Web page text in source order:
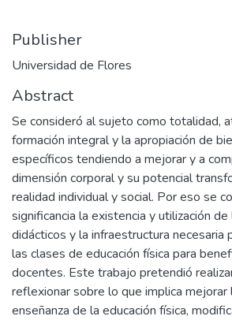
Publisher
Universidad de Flores
Abstract
Se consideró al sujeto como totalidad,
formación integral y la apropiación de
específicos tendiendo a mejorar y a
dimensión corporal y su potencial
realidad individual y social. Por eso se
significancia la existencia y utilización
didácticos y la infraestructura necesaria
las clases de educación física para
docentes. Este trabajo pretendió
reflexionar sobre lo que implica mejorar
enseñanza de la educación física,